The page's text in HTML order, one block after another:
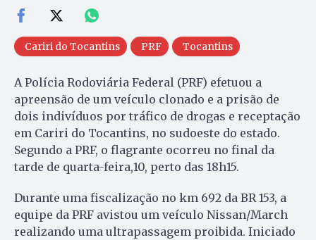
Cariri do Tocantins PRF Tocantins
A Polícia Rodoviária Federal (PRF) efetuou a
apreensão de um veículo clonado e a prisão de
dois indivíduos por tráfico de drogas e receptação
em Cariri do Tocantins, no sudoeste do estado.
Segundo a PRF, o flagrante ocorreu no final da
tarde de quarta-feira,10, perto das 18h15.
Durante uma fiscalização no km 692 da BR 153, a
equipe da PRF avistou um veículo Nissan/March
realizando uma ultrapassagem proibida. Iniciado